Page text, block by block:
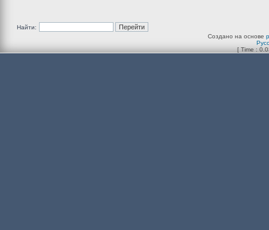
Найти:
Создано на основе
[ Time :